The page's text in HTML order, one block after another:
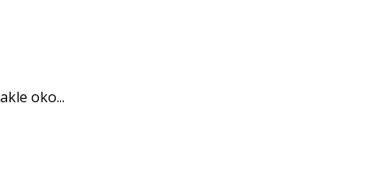
oko...